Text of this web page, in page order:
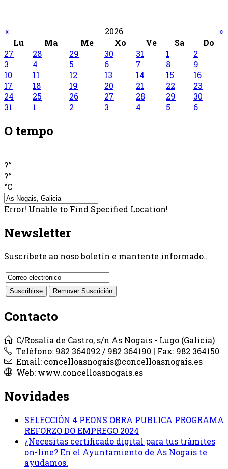
« 2026
»
Lu
Ma Me Xo Ve Sa
Do
27
28 29 30 31 1
2
3
4 5 6 7 8
9
10
11 12 13 14 15
16
17
18 19 20 21 22
23
24
25 26 27 28 29
30
31
1 2 3 4 5 6
O tempo
?°
?°
°C
Error! Unable to Find Specified Location!
Newsletter
Suscríbete ao noso boletín e mantente informado..
Contacto
C/Rosalía de Castro, s/n As Nogais - Lugo (Galicia)
Teléfono: 982 364092 / 982 364190 | Fax: 982 364150
Email: concelloasnogais@concelloasnogais.es
Web: www.concelloasnogais.es
Novidades
SELECCIÓN 4 PEONS OBRA PUBLICA PROGRAMA
REFORZO DO EMPREGO 2024
¿Necesitas certificado digital para tus trámites
on-line? En el Ayuntamiento de As Nogais te
ayudamos.